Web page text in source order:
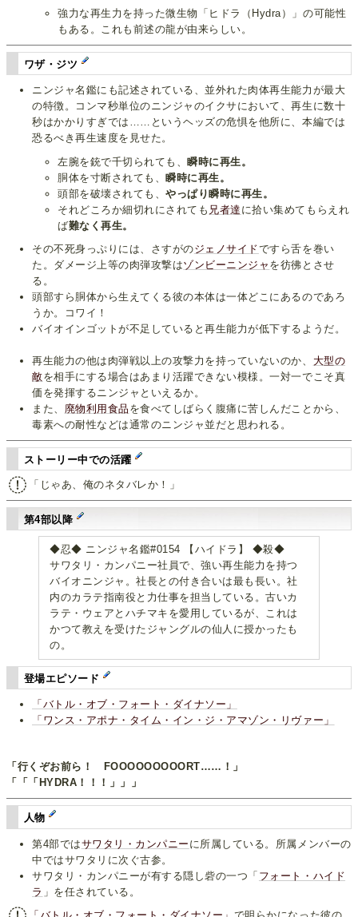
強力な再生力を持った微生物「ヒドラ（Hydra）」の可能性
もある。これも前述の龍が由来らしい。
ワザ・ジツ
ニンジャ名鑑にも記述されている、並外れた肉体再生能力が最大
の特徴。コンマ秒単位のニンジャのイクサにおいて、再生に数十
秒はかかりすぎでは……というヘッズの危惧を他所に、本編では
恐るべき再生速度を見せた。
左腕を銃で千切られても、瞬時に再生。
胴体を寸断されても、瞬時に再生。
頭部を破壊されても、やっぱり瞬時に再生。
それどころか細切れにされても 兄者達 に拾い集めてもらえれ
ば難なく再生。
その不死身っぷりには、さすがのジェノサイドですら舌を巻い
た。ダメージ上等の肉弾攻撃はゾンビーニンジャ を彷彿とさせ
る。
頭部すら胴体から生えてくる彼の本体は一体どこにあるのであろ
うか。コワイ！
バイオインゴットが不足していると再生能力が低下するようだ。
再生能力の他は肉弾戦以上の攻撃力を持っていないのか、 大型の
敵を相手にする場合はあまり活躍できない模様。一対一でこそ真
価を発揮するニンジャといえるか。
また、 廃物利用食品 を食べてしばらく腹痛に苦しんだことから、
毒素への耐性などは通常のニンジャ並だと思われる。
ストーリー中での活躍
「じゃあ、俺のネタバレか！」
第4部以降
◆忍◆ ニンジャ名鑑#0154 【ハイドラ】 ◆殺◆
サワタリ・カンパニー社員で、強い再生能力を持つ
バイオニンジャ。社長との付き合いは最も長い。社
内のカラテ指南役と力仕事を担当している。古いカ
ラテ・ウェアとハチマキを愛用しているが、これは
かつて教えを受けたジャングルの仙人に授かったも
の。
登場エピソード
「バトル・オブ・フォート・ダイナソー」
「ワンス・アポナ・タイム・イン・ジ・アマゾン・リヴァー」
「行くぞお前ら！ FOOOOOOOOORT……！」
「「「HYDRA！！！」」」
人物
第4部ではサワタリ・カンパニー に所属している。所属メンバーの
中ではサワタリに次ぐ古参。
サワタリ・カンパニーが有する隠し砦の一つ「 フォート・ハイド
ラ 」を任されている。